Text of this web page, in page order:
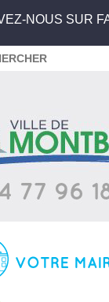
NOUS SUR